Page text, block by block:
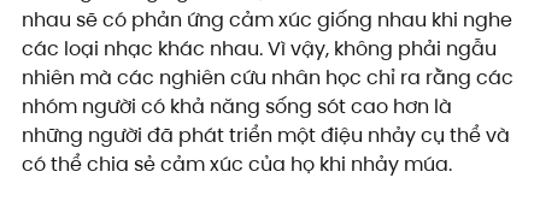
nhau sẽ có phản ứng cảm xúc giống nhau khi nghe
các loại nhạc khác nhau. Vì vậy, không phải ngẫu
nhiên mà các nghiên cứu nhân học chỉ ra rằng các
nhóm người có khả năng sống sót cao hơn là
những người đã phát triển một điệu nhảy cụ thể và
có thể chia sẻ cảm xúc của họ khi nhảy múa.